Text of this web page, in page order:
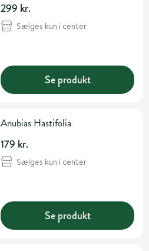
299 kr.
Sælges kun i center
Se produkt
Anubias Hastifolia
179 kr.
Sælges kun i center
Se produkt